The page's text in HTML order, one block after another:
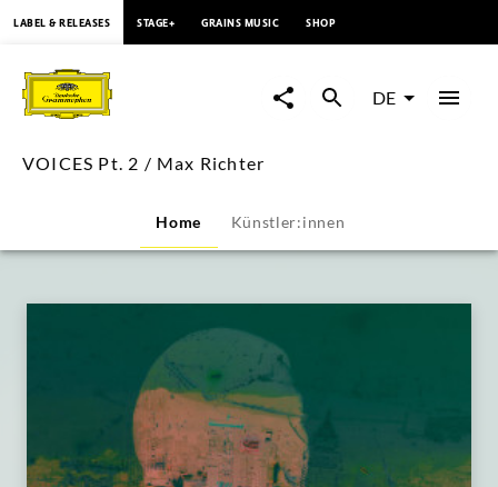
VOICES
Pt.
Max
Richter
Deutsche
Grammophon
LABEL & RELEASES STAGE+ GRAINS MUSIC SHOP
DE
VOICES Pt. 2 / Max Richter
Home Künstler:innen